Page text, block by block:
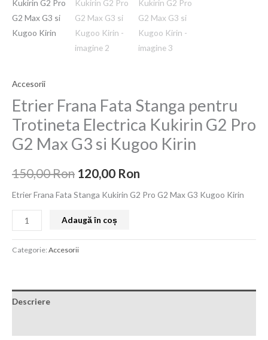
Accesorii
Etrier Frana Fata Stanga pentru
Trotineta Electrica Kukirin G2 Pro
G2 Max G3 si Kugoo Kirin
150,00Ron 120,00 Ron
Etrier Frana Fata Stanga Kukirin G2 Pro G2 Max G3 Kugoo Kirin
Kukirin
G2
Pro
G3
si
Kugoo
Kirin
Adaugă în coș
Categorie:Accesorii
Descriere